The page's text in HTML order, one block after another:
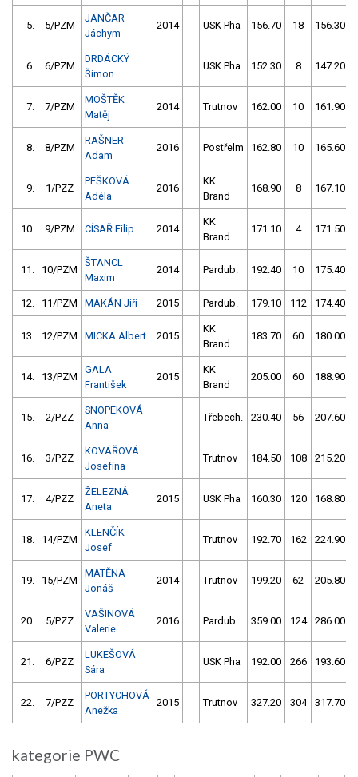
5. 5/PZM
JANČAR
Jáchym
2014 USK Pha 156.70 18 156.30
6. 6/PZM
DRDÁCKÝ
Šimon
USK Pha 152.30 8 147.20
7. 7/PZM
MOŠTĚK
Matěj
2014 Trutnov 162.00 10 161.90
8. 8/PZM
RAŠNER
Adam
2016 Postřelm 162.80 10 165.60
9. 1/PZZ
PEŠKOVÁ
Adéla
2016
KK
Brand
168.90 8 167.10
10. 9/PZM CÍSAŘ Filip 2014
KK
Brand
171.10 4 171.50
11. 10/PZM
ŠTANCL
Maxim
2014 Pardub. 192.40 10 175.40
12. 11/PZM MAKÁN Jiří 2015 Pardub. 179.10 112 174.40
13. 12/PZM MICKA Albert 2015
KK
Brand
183.70 60 180.00
14. 13/PZM
GALA
František
2015
KK
Brand
205.00 60 188.90
15. 2/PZZ
SNOPEKOVÁ
Anna
Třebech. 230.40 56 207.60
16. 3/PZZ
KOVÁŘOVÁ
Josefína
Trutnov 184.50 108 215.20
17. 4/PZZ
ŽELEZNÁ
Aneta
2015 USK Pha 160.30 120 168.80
18. 14/PZM
KLENČÍK
Josef
Trutnov 192.70 162 224.90
19. 15/PZM
MATĚNA
Jonáš
2014 Trutnov 199.20 62 205.80
20. 5/PZZ
VAŠINOVÁ
Valerie
2016 Pardub. 359.00 124 286.00
21. 6/PZZ
LUKEŠOVÁ
Sára
USK Pha 192.00 266 193.60
22. 7/PZZ
PORTYCHOVÁ
Anežka
2015 Trutnov 327.20 304 317.70
kategorie PWC